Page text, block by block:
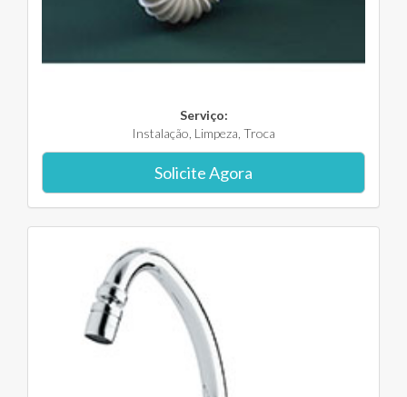
Serviço:
Instalação, Limpeza, Troca
Solicite Agora